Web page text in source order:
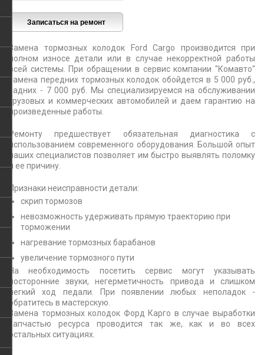
Замена тормозных колодок Ford Cargo производится при
полном износе детали или в случае некорректной работы
всей системы. При обращении в сервис компании "Комавто"
замена передних тормозных колодок обойдется в 5 000 руб.,
задних - 7 000 руб. Мы специализируемся на обслуживании
грузовых и коммерческих автомобилей и даем гарантию на
произведенные работы.
Ремонту предшествует обязательная диагностика с
использованием современного оборудования. Большой опыт
наших специалистов позволяет им быстро выявлять поломку
и ее причину.
Признаки неисправности детали:
скрип тормозов
невозможность удерживать прямую траекторию при
торможении
нагревание тормозных барабанов
увеличение тормозного пути
На необходимость посетить сервис могут указывать
посторонние звуки, негерметичность привода и слишком
легкий ход педали. При появлении любых неполадок -
обратитесь в мастерскую.
Замена тормозных колодок Форд Карго в случае выработки
запчастью ресурса проводится так же, как и во всех
остальных ситуациях.